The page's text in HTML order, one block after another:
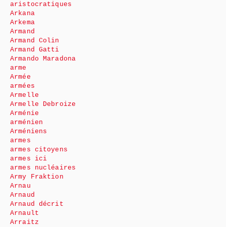
aristocratiques
Arkana
Arkema
Armand
Armand Colin
Armand Gatti
Armando Maradona
arme
Armée
armées
Armelle
Armelle Debroize
Arménie
arménien
Arméniens
armes
armes citoyens
armes ici
armes nucléaires
Army Fraktion
Arnau
Arnaud
Arnaud décrit
Arnault
Arraitz